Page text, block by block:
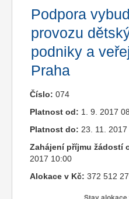
Podpora
provozu
podniky a
Praha
Číslo: 074
Platnost od: 1. 9. 2017
Platnost do: 23. 11. 2017
Zahájení příjmu žádostí
2017 10:00
Alokace v Kč: 372 512